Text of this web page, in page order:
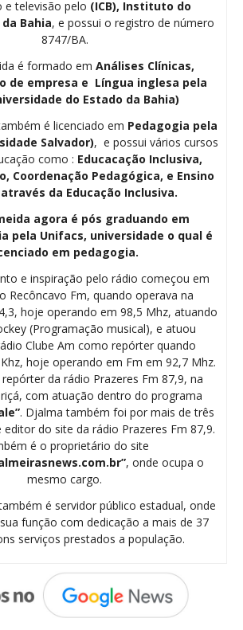
televisão pelo (ICB), Instituto do
Bahia, e possui o registro de número
8747/BA.
é formado em Análises Clínicas,
de empresa e Língua inglesa pela
do Estado da Bahia)
é licenciado em Pedagogia pela
Salvador), e possui vários cursos
como : Educacação Inclusiva,
Coordenação Pedagógica, e Ensino
da Educação Inclusiva.
agora é pós graduando em
pela Unifacs, universidade o qual é
em pedagogia.
e inspiração pelo rádio começou em
Recôncavo Fm, quando operava na
hoje operando em 98,5 Mhz, atuando
(Programação musical), e atuou
Clube Am como repórter quando
hoje operando em Fm em 92,7 Mhz.
da rádio Prazeres Fm 87,9, na
com atuação dentro do programa
. Djalma também foi por mais de três
do site da rádio Prazeres Fm 87,9.
é o proprietário do site
, onde ocupa o
mesmo cargo.
é servidor público estadual, onde
função com dedicação a mais de 37
serviços prestados a população.